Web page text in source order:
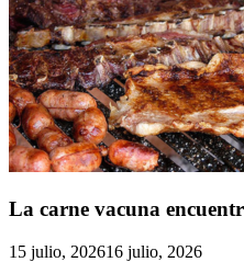
La carne vacuna
15 julio, 202616 julio, 2026